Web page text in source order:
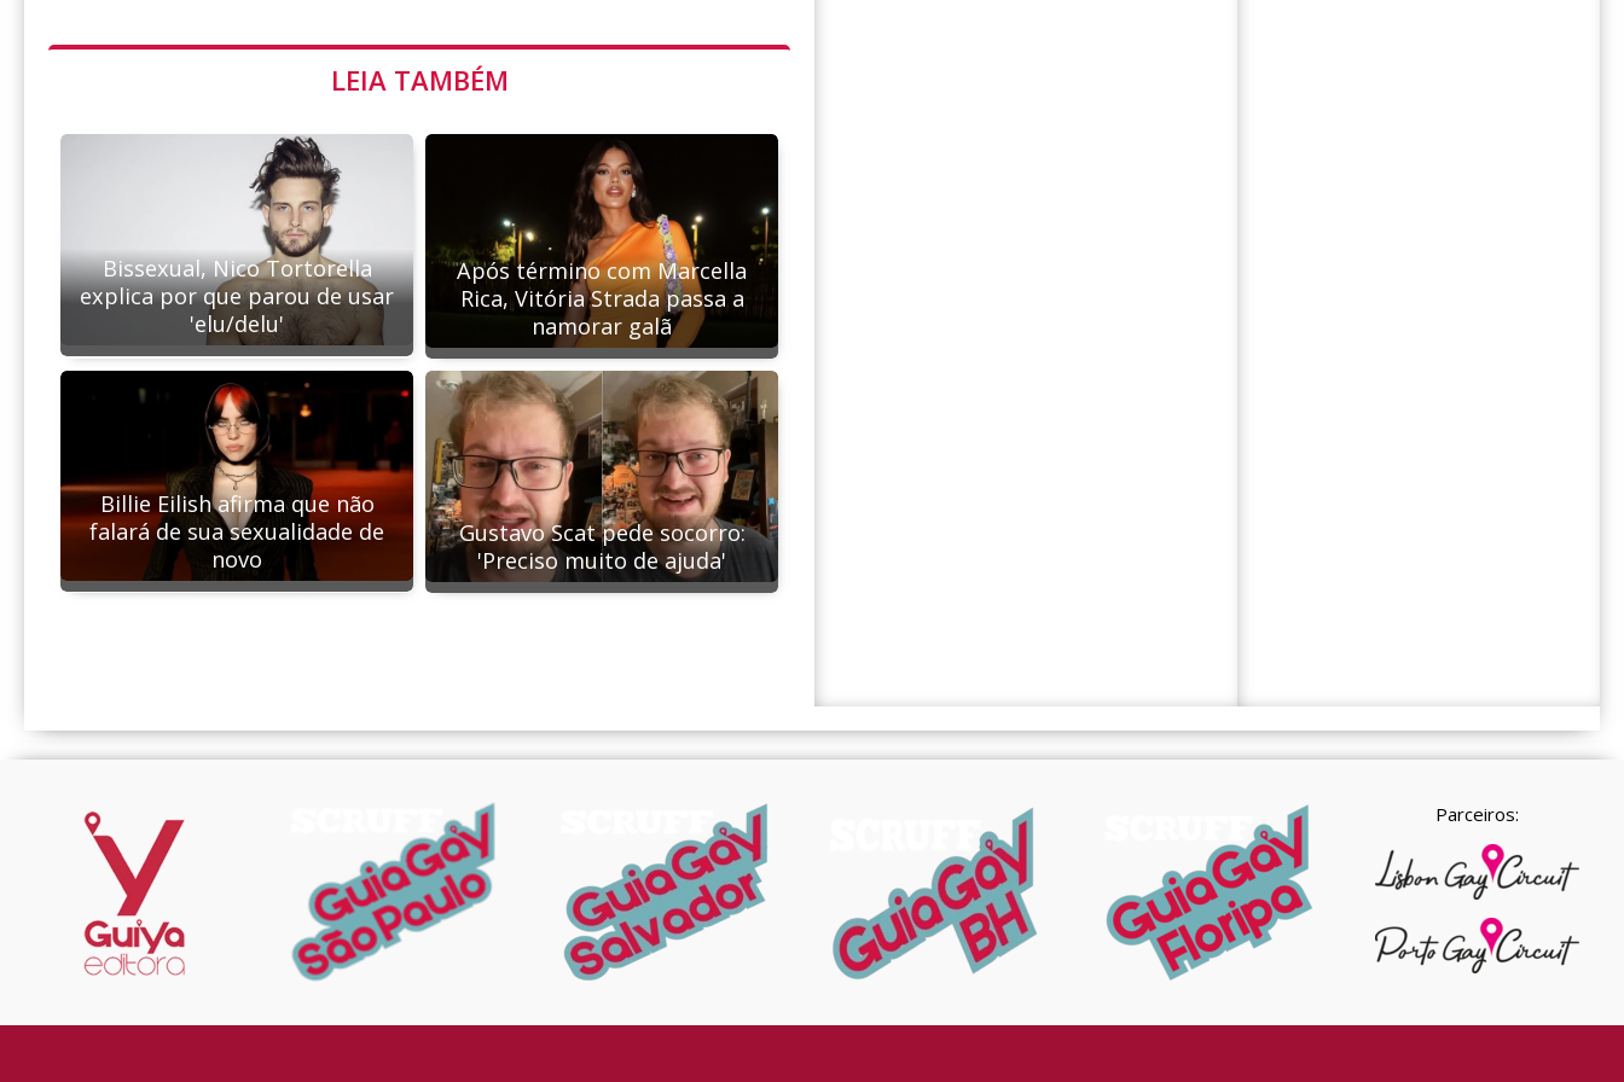
LEIA TAMBÉM
Bissexual, Nico Tortorella
explica por que parou de usar
'elu/delu'
Após término com Marcella
Rica, Vitória Strada passa a
namorar galã
Billie Eilish afirma que não
falará de sua sexualidade de
novo
Gustavo Scat pede socorro:
'Preciso muito de ajuda'
Parceiros: